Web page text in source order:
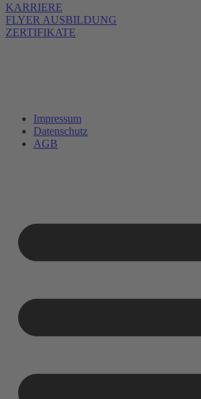
KARRIERE
FLYER AUSBILDUNG
ZERTIFIKATE
Impressum
Datenschutz
AGB